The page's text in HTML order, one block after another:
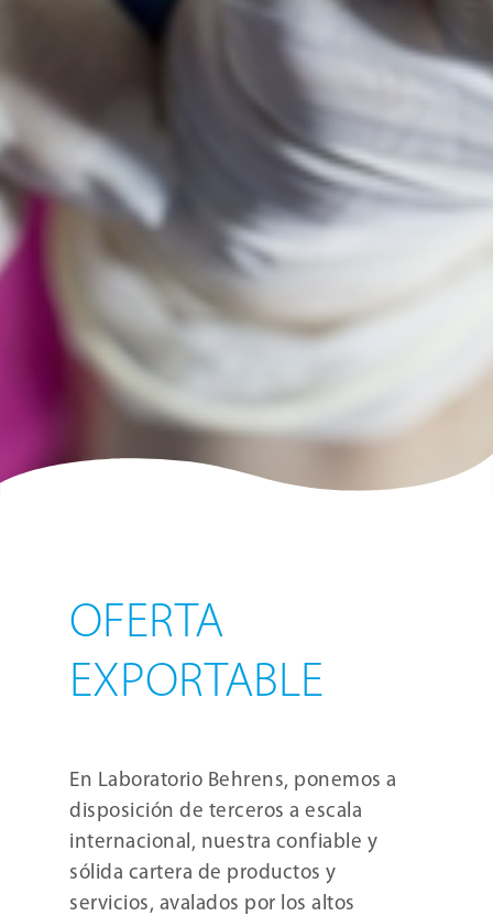
OFERTA
EXPORTABLE
En Laboratorio Behrens, ponemos a
disposición de terceros a escala
internacional, nuestra confiable y
sólida cartera de productos y
servicios, avalados por los altos